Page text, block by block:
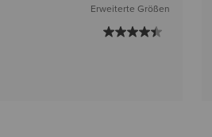
Erweiterte Größen